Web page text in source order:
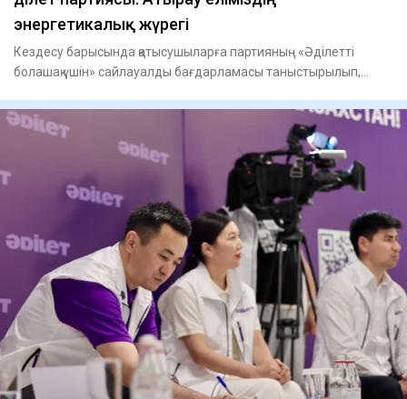
энергетикалық жүрегі
Кездесу барысында қатысушыларға партияның «Әділетті
болашақ үшін» сайлауалды бағдарламасы таныстырылып,